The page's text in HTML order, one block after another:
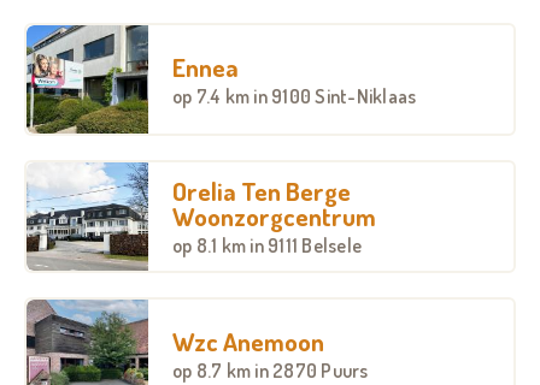
Ennea
op 7.4 km in 9100 Sint-Niklaas
Orelia Ten Berge
Woonzorgcentrum
op 8.1 km in 9111 Belsele
Wzc Anemoon
op 8.7 km in 2870 Puurs